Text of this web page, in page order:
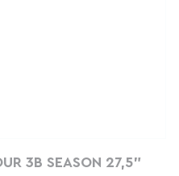
3B SEASON 27,5"